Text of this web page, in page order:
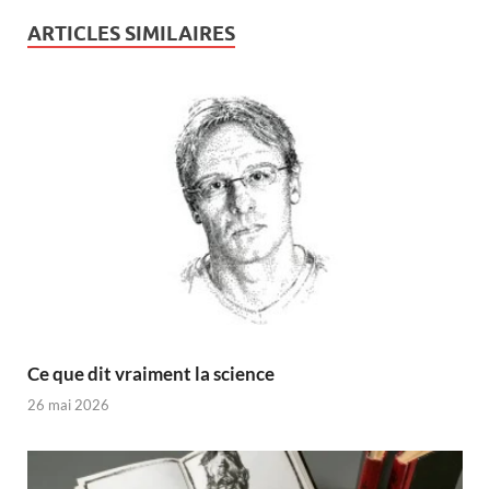
ARTICLES SIMILAIRES
Ce que dit vraiment la science
26 mai 2026